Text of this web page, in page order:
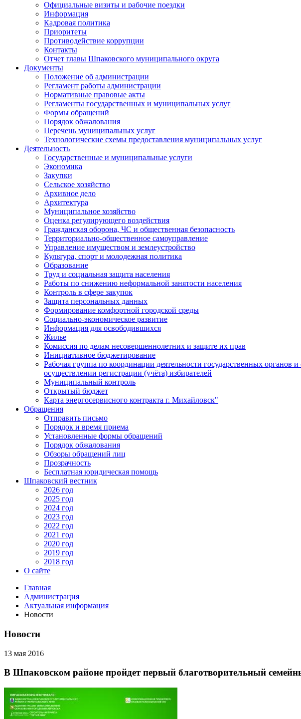
Официальные визиты и рабочие поездки
Информация
Кадровая политика
Приоритеты
Противодействие коррупции
Контакты
Отчет главы Шпаковского муниципального округа
Документы
Положение об администрации
Регламент работы администрации
Нормативные правовые акты
Регламенты государственных и муниципальных услуг
Формы обращений
Порядок обжалования
Перечень муниципальных услуг
Технологические схемы предоставления муниципальных услуг
Деятельность
Государственные и муниципальные услуги
Экономика
Закупки
Сельское хозяйство
Архивное дело
Архитектура
Муниципальное хозяйство
Оценка регулирующего воздействия
Гражданская оборона, ЧС и общественная безопасность
Территориально-общественное самоуправление
Управление имуществом и землеустройство
Культура, спорт и молодежная политика
Образование
Труд и социальная защита населения
Работы по снижению неформальной занятости населения
Контроль в сфере закупок
Защита персональных данных
Формирование комфортной городской среды
Социально-экономическое развитие
Информация для освободившихся
Жилье
Комиссия по делам несовершеннолетних и защите их прав
Инициативное бюджетирование
Рабочая группа по координации деятельности государственных органов
осуществлении регистрации (учёта) избирателей
Муниципальный контроль
Открытый бюджет
Карта энергосервисного контракта г. Михайловск"
Обращения
Отправить письмо
Порядок и время приема
Установленные формы обращений
Порядок обжалования
Обзоры обращений лиц
Прозрачность
Бесплатная юридическая помощь
Шпаковский вестник
2026 год
2025 год
2024 год
2023 год
2022 год
2021 год
2020 год
2019 год
2018 год
О сайте
Главная
Администрация
Актуальная информация
Новости
Новости
13 мая 2016
В Шпаковском районе пройдет первый благотворительный